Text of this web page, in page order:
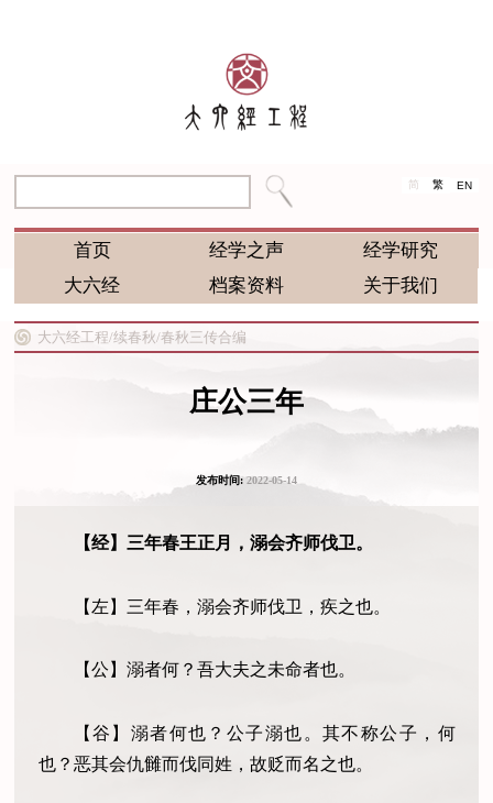
简 繁 EN
首页 经学之声
经学研究
大六经
档案资料 关于我们
大六经工程/续春秋/春秋三传合编
庄公三年
发布时间:2022-05-14
【经】三年春王正月，溺会齐师伐卫。
【左】三年春，溺会齐师伐卫，疾之也。
【公】溺者何？吾大夫之未命者也。
【谷】溺者何也？公子溺也。其不称公子 ， 何
也？恶其会仇雠而伐同姓，故贬而名之也。